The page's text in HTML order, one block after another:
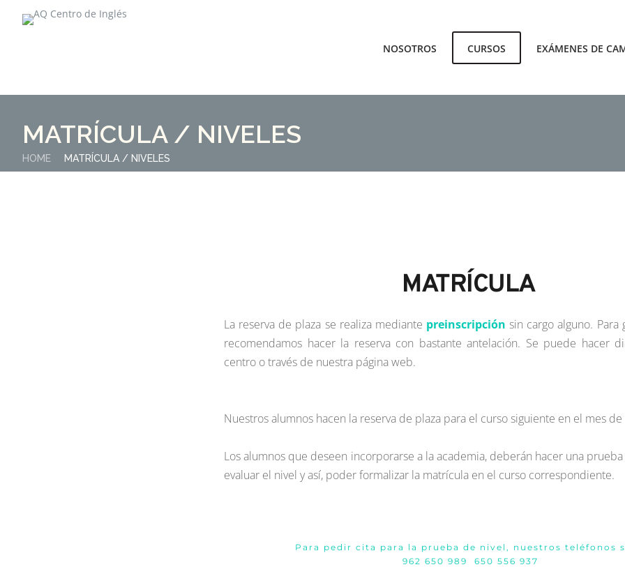
NOSOTROS CURSOS EXÁMENES DE
MATRÍCULA / NIVELES
HOME MATRÍCULA / NIVELES
MATRÍCULA
La reserva de plaza se realiza mediante preinscripción sin cargo alguno. Para
recomendamos hacer la reserva con bastante antelación. Se puede hacer
centro o través de nuestra página web.
Nuestros alumnos hacen la reserva de plaza para el curso siguiente en el mes de
Los alumnos que deseen incorporarse a la academia, deberán hacer una
evaluar el nivel y así, poder formalizar la matrícula en el curso correspondiente.
Para pedir cita para la prueba de nivel, nuestros teléfonos
962 650 989 650 556 937